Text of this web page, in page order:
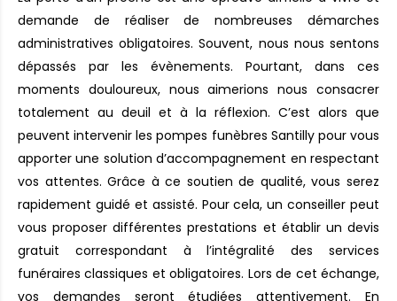
demande de réaliser de nombreuses démarches
administratives obligatoires. Souvent, nous nous sentons
dépassés par les évènements. Pourtant, dans ces
moments douloureux, nous aimerions nous consacrer
totalement au deuil et à la réflexion. C’est alors que
peuvent intervenir les pompes funèbres Santilly pour vous
apporter une solution d’accompagnement en respectant
vos attentes. Grâce à ce soutien de qualité, vous serez
rapidement guidé et assisté. Pour cela, un conseiller peut
vous proposer différentes prestations et établir un devis
gratuit correspondant à l’intégralité des services
funéraires classiques et obligatoires. Lors de cet échange,
vos demandes seront étudiées attentivement. En